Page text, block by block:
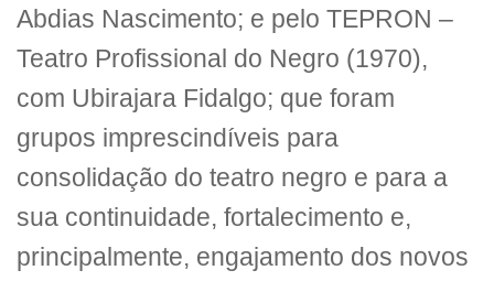
Abdias Nascimento; e pelo TEPRON –
Teatro Profissional do Negro (1970),
com Ubirajara Fidalgo; que foram
grupos imprescindíveis para
consolidação do teatro negro e para a
sua continuidade, fortalecimento e,
principalmente, engajamento dos novos